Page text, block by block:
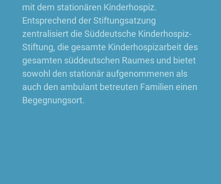
mit dem stationären Kinderhospiz.
Entsprechend der Stiftungsatzung
zentralisiert die Süddeutsche Kinderhospiz-
Stiftung, die gesamte Kinderhospizarbeit des
gesamten süddeutschen Raumes und bietet
sowohl den stationär aufgenommenen als
auch den ambulant betreuten Familien einen
Begegnungsort.